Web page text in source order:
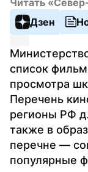
Дзен
список
просмотра
Перечень
регионы РФ
также в
перечне —
популярные